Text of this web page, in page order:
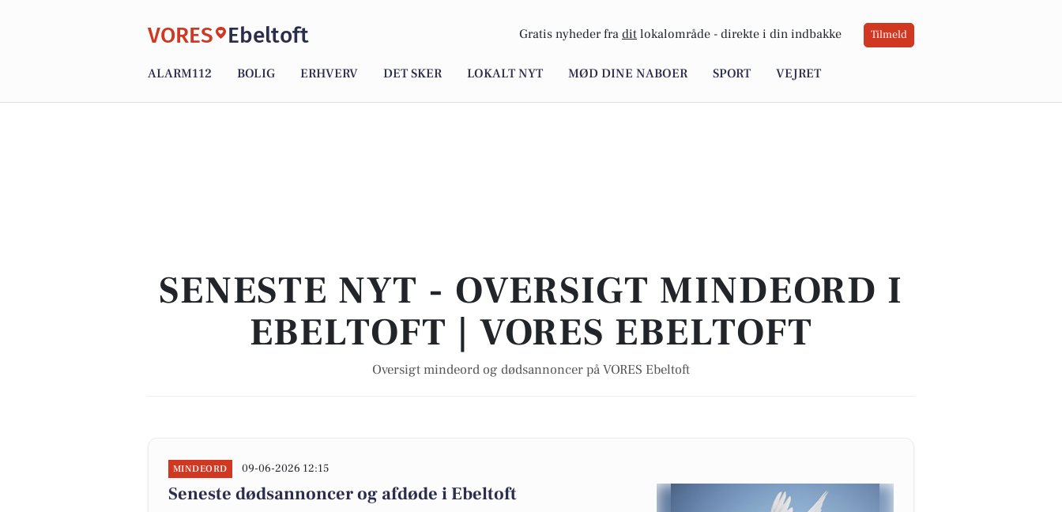
VORES Ebeltoft Gratis nyheder fra dit lokalområde - direkte i din indbakke Tilmeld
ALARM112 BOLIG ERHVERV DET SKER LOKALT NYT MØD DINE NABOER SPORT VEJRET
SENESTE NYT - OVERSIGT MINDEORD I
EBELTOFT | VORES EBELTOFT
Oversigt mindeord og dødsannoncer på VORES Ebeltoft
MINDEORD 09-06-2026 12:15
Seneste dødsannoncer og afdøde i Ebeltoft